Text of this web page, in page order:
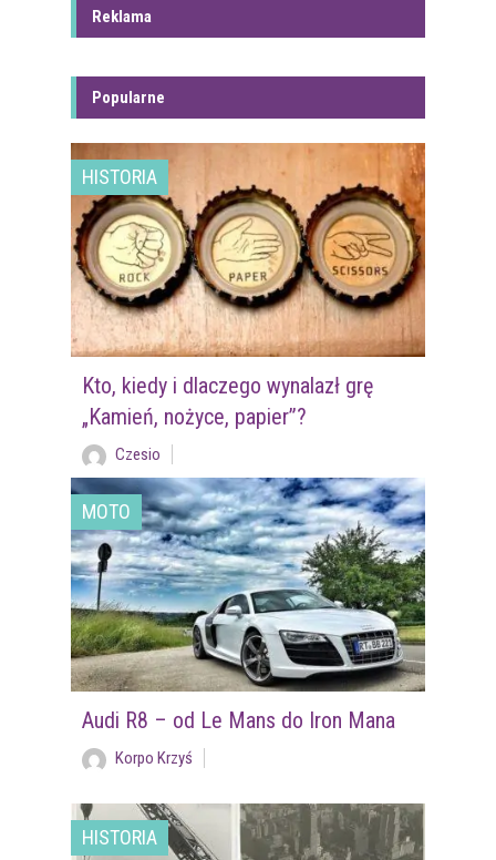
Reklama
Popularne
HISTORIA
Kto, kiedy i dlaczego wynalazł grę
„Kamień, nożyce, papier”?
Czesio
MOTO
Audi R8 – od Le Mans do Iron Mana
Korpo Krzyś
HISTORIA